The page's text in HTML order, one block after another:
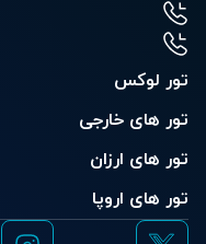
تور لوکس
تور های خارجی
تور های ارزان
تور های اروپا